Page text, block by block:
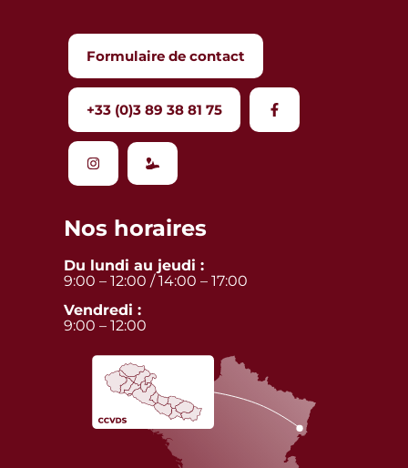
Formulaire de contact
+33 (0)3 89 38 81 75
Nos horaires
Du lundi au jeudi :
9:00 – 12:00 / 14:00 – 17:00
Vendredi :
9:00 – 12:00